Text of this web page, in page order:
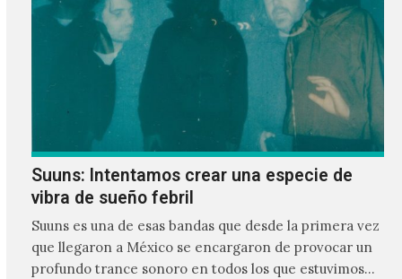
Suuns: Intentamos crear una especie de
vibra de sueño febril
Suuns es una de esas bandas que desde la primera vez
que llegaron a México se encargaron de provocar un
profundo trance sonoro en todos los que estuvimos